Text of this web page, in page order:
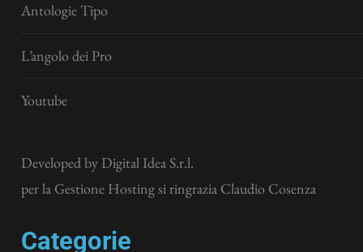
Antologie Tipo
L’angolo dei Pro
Youtube
Developed by Digital Idea S.r.l.
per la Gestione Hosting si ringrazia Claudio Cosenza
Categorie